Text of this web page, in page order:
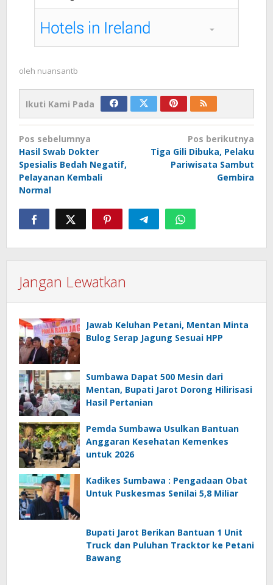
oleh nuansantb
Ikuti Kami Pada
Navigasi
pos
Pos sebelumnya
Hasil Swab Dokter
Spesialis Bedah Negatif,
Pelayanan Kembali
Normal
Pos berikutnya
Tiga Gili Dibuka, Pelaku
Pariwisata Sambut
Gembira
Jangan Lewatkan
Jawab Keluhan Petani, Mentan Minta
Bulog Serap Jagung Sesuai HPP
Sumbawa Dapat 500 Mesin dari
Mentan, Bupati Jarot Dorong Hilirisasi
Hasil Pertanian
Pemda Sumbawa Usulkan Bantuan
Anggaran Kesehatan Kemenkes
untuk 2026
Kadikes Sumbawa : Pengadaan Obat
Untuk Puskesmas Senilai 5,8 Miliar
Bupati Jarot Berikan Bantuan 1 Unit
Truck dan Puluhan Tracktor ke Petani
Bawang